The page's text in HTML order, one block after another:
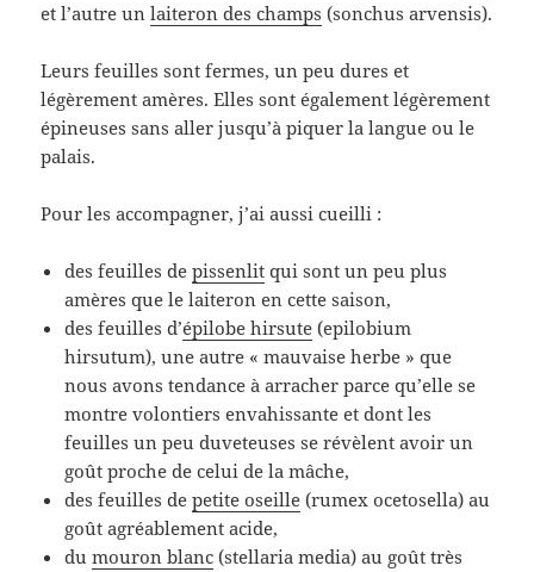
et l’autre unlaiteron des champs (sonchus arvensis).
Leurs feuilles sont fermes, un peu dures et
légèrement amères. Elles sont également légèrement
épineuses sans aller jusqu’à piquer la langue ou le
palais.
Pour les accompagner, j’ai aussi cueilli :
des feuilles depissenlit qui sont un peu plus
amères que le laiteron en cette saison,
des feuilles d’épilobe hirsute (epilobium
hirsutum), une autre « mauvaise herbe » que
nous avons tendance à arracher parce qu’elle se
montre volontiers envahissante et dont les
feuilles un peu duveteuses se révèlent avoir un
goût proche de celui de la mâche,
des feuilles depetite oseille (rumex ocetosella) au
goût agréablement acide,
dumouron blanc (stellaria media) au goût très